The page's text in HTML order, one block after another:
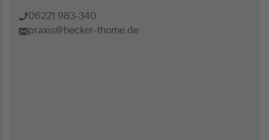
06221 983-340
praxis@hecker-thome.de